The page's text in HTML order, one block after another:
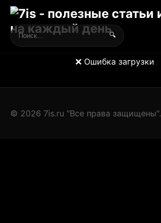
🔍
❌ Ошибка загрузки
© 2026 7is.ru "Все права защищены".